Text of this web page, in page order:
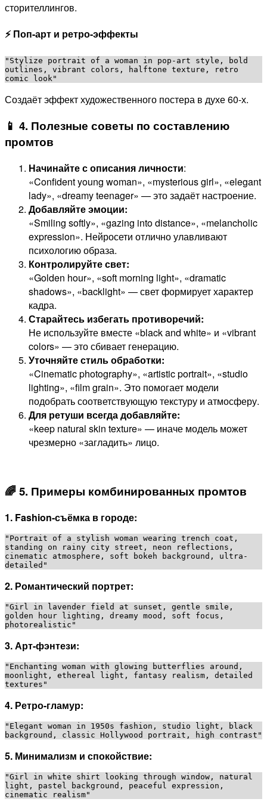
сторителлингов.
⚡ Поп-арт и ретро-эффекты
"Stylize portrait of a woman in pop-art style, bold
outlines, vibrant colors, halftone texture, retro
Создаёт эффект художественного постера в духе 60-х.
📱 4. Полезные советы по составлению
промтов
Начинайте с описания личности:
«Confident young woman», «mysterious girl», «elegant
lady», «dreamy teenager» — это задаёт настроение.
Добавляйте эмоции:
«Smiling softly», «gazing into distance», «melancholic
expression». Нейросети отлично улавливают
психологию образа.
Контролируйте свет:
«Golden hour», «soft morning light», «dramatic
shadows», «backlight» — свет формирует характер
кадра.
Старайтесь избегать противоречий:
Не используйте вместе «black and white» и «vibrant
colors» — это сбивает генерацию.
Уточняйте стиль обработки:
«Cinematic photography», «artistic portrait», «studio
lighting», «film grain». Это помогает модели
подобрать соответствующую текстуру и атмосферу.
Для ретуши всегда добавляйте:
«keep natural skin texture» — иначе модель может
чрезмерно «загладить» лицо.
🌈 5. Примеры комбинированных промтов
1. Fashion-съёмка в городе:
"Portrait of a stylish woman wearing trench coat,
standing on rainy city street, neon reflections,
cinematic atmosphere, soft bokeh background, ultra-
2. Романтический портрет:
"Girl in lavender field at sunset, gentle smile,
golden hour lighting, dreamy mood, soft focus,
3. Арт-фэнтези:
"Enchanting woman with glowing butterflies around,
moonlight, ethereal light, fantasy realism, detailed
4. Ретро-гламур:
"Elegant woman in 1950s fashion, studio light, black
5. Минимализм и спокойствие:
"Girl in white shirt looking through window, natural
light, pastel background, peaceful expression,